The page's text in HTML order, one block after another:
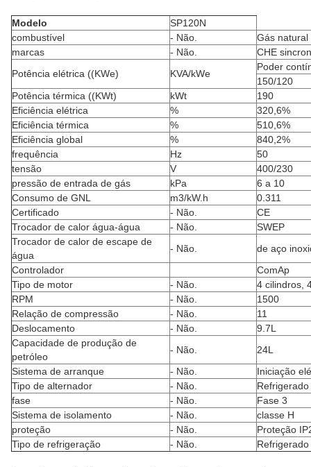
Modelo
SP120N
combustível
- Não.
Gás natural
marcas
- Não.
CHE
Potência elétrica ((KWe)
KVA/kWe
Poder
150/120
Potência térmica ((KWt)
kWt
190
Eficiência elétrica
%
320,6%
Eficiência térmica
%
510,6%
Eficiência global
%
840,2%
frequência
Hz
50
tensão
V
400/230
pressão de entrada de gás
kPa
6 a 10
Consumo de GNL
m3/kW.h
0.311
Certificado
- Não.
CE
Trocador de calor água-água
- Não.
SWEP
Trocador de calor de escape de
água
- Não.
de aço
Controlador
ComAp
Tipo de motor
- Não.
4 cilindros,
RPM
- Não.
1500
Relação de compressão
- Não.
11
Deslocamento
- Não.
9.7L
Capacidade de produção de
petróleo
- Não.
24L
Sistema de arranque
- Não.
Iniciação
Tipo de alternador
- Não.
fase
- Não.
Fase 3
Sistema de isolamento
- Não.
classe H
proteção
- Não.
Proteção
Tipo de refrigeração
- Não.